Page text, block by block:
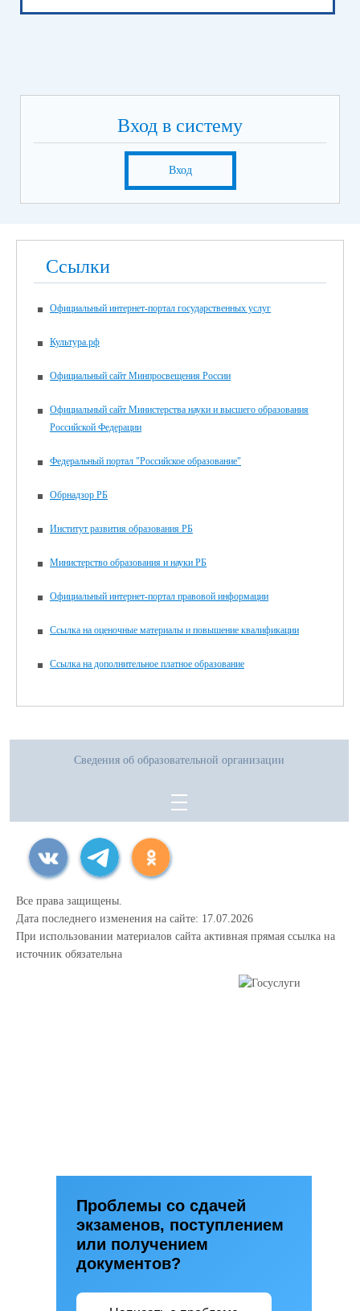
Вход в систему
Вход
Ссылки
Официальный интернет-портал государственных услуг
Культура.рф
Официальный сайт Минпросвещения России
Официальный сайт Министерства науки и высшего образования
Российской Федерации
Федеральный портал "Российское образование"
Обрнадзор РБ
Институт развития образования РБ
Министерство образования и науки РБ
Официальный интернет-портал правовой информации
Ссылка на оценочные материалы и повышение квалификации
Ссылка на дополнительное платное образование
Сведения об образовательной организации
Все права защищены.
Дата последнего изменения на сайте: 17.07.2026
При использовании материалов сайта активная прямая ссылка на
источник обязательна
Проблемы со сдачей
экзаменов, поступлением
или получением
документов?